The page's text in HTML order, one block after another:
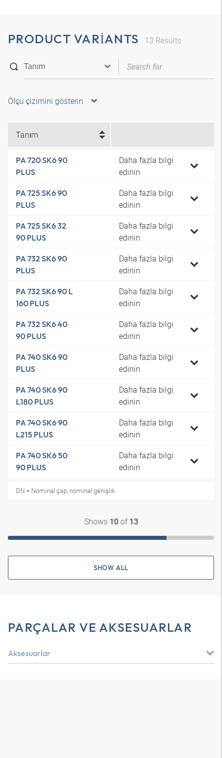
PRODUCT VARIANTS 13 Results
Ölçü çizimini gösterin
Tanım
PA 720 SK6 90
PLUS
Daha fazla bilgi
edinin
PA 725 SK6 90
PLUS
Daha fazla bilgi
edinin
PA 725 SK6 32
90 PLUS
Daha fazla bilgi
edinin
PA 732 SK6 90
PLUS
Daha fazla bilgi
edinin
PA 732 SK6 90 L
160 PLUS
Daha fazla bilgi
edinin
PA 732 SK6 40
90 PLUS
Daha fazla bilgi
edinin
PA 740 SK6 90
PLUS
Daha fazla bilgi
edinin
PA 740 SK6 90
L180 PLUS
Daha fazla bilgi
edinin
PA 740 SK6 90
L215 PLUS
Daha fazla bilgi
edinin
PA 740 SK6 50
90 PLUS
Daha fazla bilgi
edinin
DN = Nominal çap, nominal genişlik
Shows 10of 13
SHOW ALL
PARÇALAR VE AKSESUARLAR
Aksesuarlar